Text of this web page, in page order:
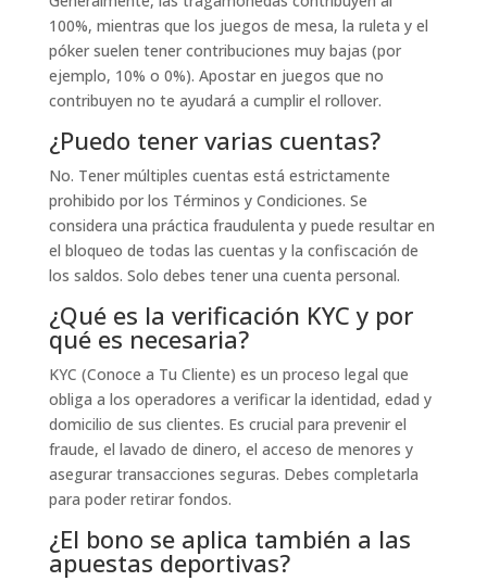
100%, mientras que los juegos de mesa, la ruleta y el
póker suelen tener contribuciones muy bajas (por
ejemplo, 10% o 0%). Apostar en juegos que no
contribuyen no te ayudará a cumplir el rollover.
¿Puedo tener varias cuentas?
No. Tener múltiples cuentas está estrictamente
prohibido por los Términos y Condiciones. Se
considera una práctica fraudulenta y puede resultar en
el bloqueo de todas las cuentas y la confiscación de
los saldos. Solo debes tener una cuenta personal.
¿Qué es la verificación KYC y por
qué es necesaria?
KYC (Conoce a Tu Cliente) es un proceso legal que
obliga a los operadores a verificar la identidad, edad y
domicilio de sus clientes. Es crucial para prevenir el
fraude, el lavado de dinero, el acceso de menores y
asegurar transacciones seguras. Debes completarla
para poder retirar fondos.
¿El bono se aplica también a las
apuestas deportivas?